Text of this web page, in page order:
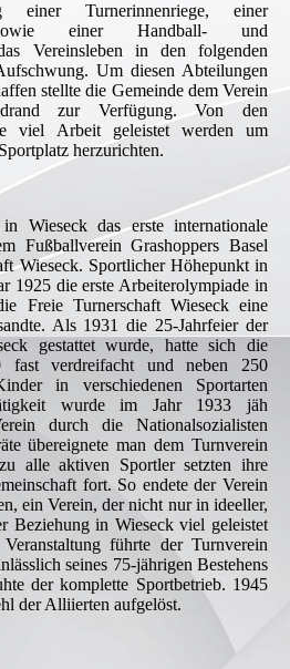
Turnerinnenriege, einer
sowie einer Handball- und
Vereinsleben in den folgenden
Um diesen Abteilungen
stellte die Gemeinde dem Verein
zur Verfügung. Von den
viel Arbeit geleistet werden um
herzurichten.
Wieseck das erste internationale
Fußballverein Grashoppers Basel
Wieseck. Sportlicher Höhepunkt in
1925 die erste Arbeiterolympiade in
Freie Turnerschaft Wieseck eine
Als 1931 die 25-Jahrfeier der
gestattet wurde, hatte sich die
fast verdreifacht und neben 250
in verschiedenen Sportarten
wurde im Jahr 1933 jäh
durch die Nationalsozialisten
übereignete man dem Turnverein
alle aktiven Sportler setzten ihre
fort. So endete der Verein
ein Verein, der nicht nur in ideeller,
Beziehung in Wieseck viel geleistet
führte der Turnverein
seines 75-jährigen Bestehens
der komplette Sportbetrieb. 1945
der Alliierten aufgelöst.